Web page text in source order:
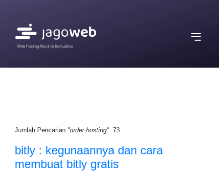
Web Hosting Murah & Berkualitas
Jumlah Pencarian "order hosting" 73
bitly : kegunaannya dan cara
membuat bitly gratis